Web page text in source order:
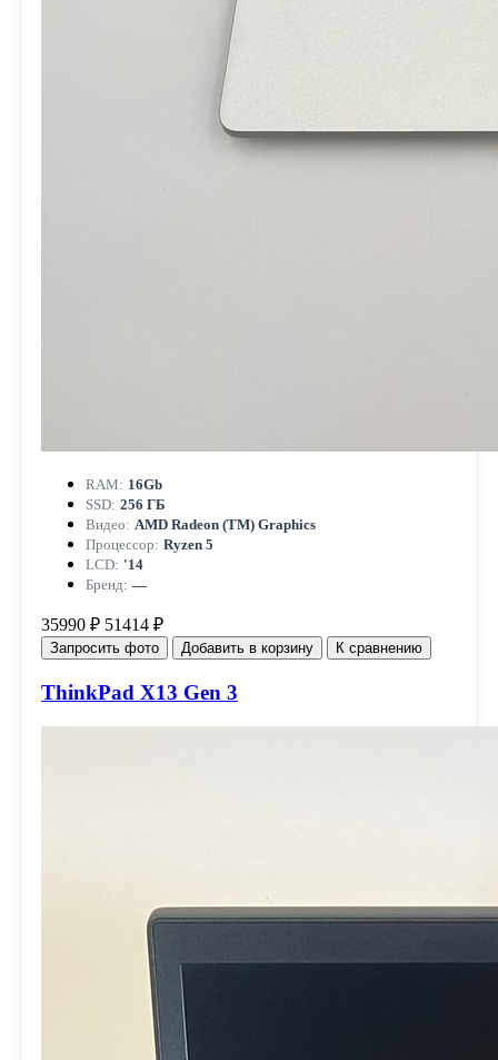
RAM: 16Gb
SSD: 256 ГБ
Видео: AMD Radeon (TM) Graphics
Процессор: Ryzen 5
LCD: '14
Бренд: —
35990 ₽ 51414 ₽
Запросить фото Добавить в корзину К сравнению
ThinkPad X13 Gen 3